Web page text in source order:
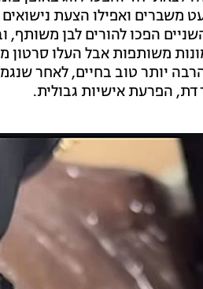
משברים ואפילו הצעת
משותפות אבל העלו
יותר טוב בחיים, לאחר
הפרעת אישיות גבולית.